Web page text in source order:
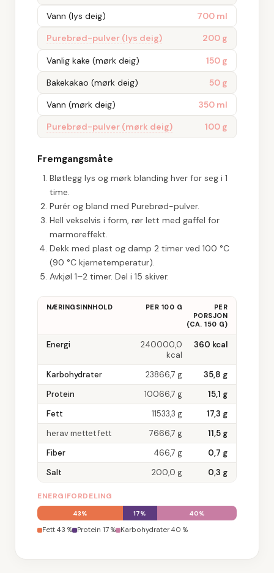
Vann (lys deig)
700 ml
Purebrød-pulver (lys deig)
200 g
Vanlig kake (mørk deig)
150 g
Bakekakao (mørk deig)
50 g
Vann (mørk deig)
350 ml
Purebrød-pulver (mørk deig)
100 g
Fremgangsmåte
Bløtlegg lys og mørk blanding hver for seg i 1
time.
Purér og bland med Purebrød-pulver.
Hell vekselvis i form, rør lett med gaffel for
marmoreffekt.
Dekk med plast og damp 2 timer ved 100 °C
(90 °C kjernetemperatur).
Avkjøl 1–2 timer. Del i 15 skiver.
NÆRINGSINNHOLD PER 100 G
PER
PORSJON
(CA. 150 G)
Energi
240000,0
kcal
360 kcal
Karbohydrater 23866,7 g 35,8 g
Protein
10066,7 g 15,1 g
Fett
11533,3 g 17,3 g
herav mettet fett
7666,7 g 11,5 g
Fiber
466,7 g 0,7 g
Salt
200,0 g 0,3 g
ENERGIFORDELING
43% 17% 40%
Fett 43 % Protein 17 % Karbohydrater40 %